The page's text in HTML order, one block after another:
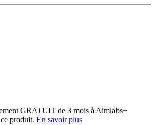
GRATUIT de 3 mois à Aimlabs+
produit. En savoir plus